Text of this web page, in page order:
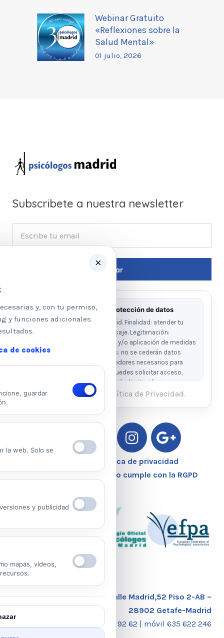
Webinar Gratuito
«Reflexiones sobre la
Salud Mental»
01 julio, 2026
Subscribete a nuestra newsletter
Información básica sobre protección de datos
Responsable: Psicologos Madrid. Finalidad: atender tu
solicitud y responder a tu mensaje. Legitimación:
consentimiento del interesado y/o aplicación de medidas
precontractuales. Destinatarios: no se cederán datos
salvo obligación legal o proveedores necesarios para
prestar el servicio. Derechos: puedes solicitar acceso,
rectificación, supresión, oposición, limitación y
portabilidad escribiendo al email legal indicado.
Ver Política de Cookies
He leído y acepto la Política de Privacidad.
Aviso Legal – Política de privacidad
Nuestro Centro Sanitario cumple con la RGPD
Calle Madrid,52 Piso 2-AB –
28902 Getafe-Madrid
tlf. 91 681 92 62 | móvil 635 622 246
×
y, con tu permiso,
y funciones adicionales
de cookies
guardar
la web. Solo se
y publicidad
mapas, vídeos,